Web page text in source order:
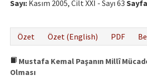
Sayı: Kasım 2005, Cilt XXI - Sayı 63
Özet
Özet (English) PDF
Mustafa Kemal Paşanın Millî
Olması